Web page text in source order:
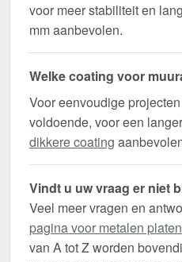
voor meer stabiliteit en
mm aanbevolen.
Welke coating voor
Voor eenvoudige
voldoende, voor een
dikkere coating
Vindt u uw vraag er niet
Veel meer vragen en
pagina voor metalen platen
van A tot Z worden